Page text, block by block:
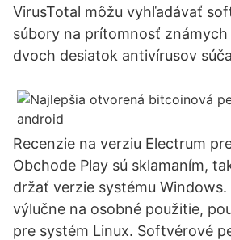
VirusTotal môžu vyhľadávať
súbory na prítomnosť
dvoch desiatok antivírusov
Recenzie na verziu Electrum
Obchode Play sú sklamaním,
držať verzie systému
výlučne na osobné použitie,
pre systém Linux. Softvérové